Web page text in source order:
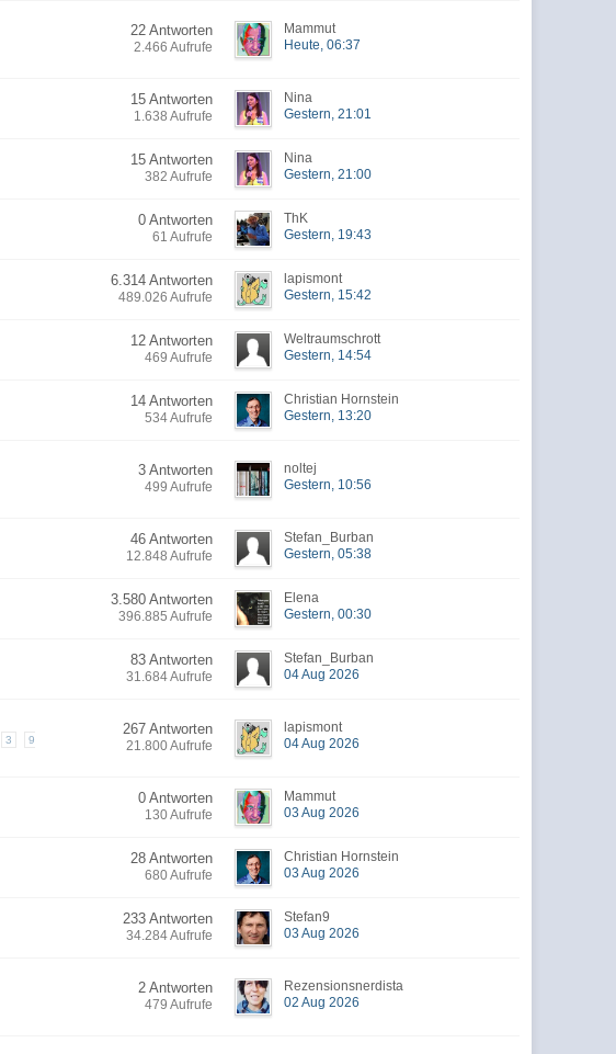
22 Antworten
2.466 Aufrufe
Mammut
Heute, 06:37
15 Antworten
1.638 Aufrufe
Nina
Gestern, 21:01
15 Antworten
382 Aufrufe
Nina
Gestern, 21:00
0 Antworten
61 Aufrufe
ThK
Gestern, 19:43
6.314 Antworten
489.026 Aufrufe
lapismont
Gestern, 15:42
12 Antworten
469 Aufrufe
Weltraumschrott
Gestern, 14:54
14 Antworten
534 Aufrufe
Christian Hornstein
Gestern, 13:20
3 Antworten
499 Aufrufe
noltej
Gestern, 10:56
46 Antworten
12.848 Aufrufe
Stefan_Burban
Gestern, 05:38
3.580 Antworten
396.885 Aufrufe
Elena
Gestern, 00:30
83 Antworten
31.684 Aufrufe
Stefan_Burban
04 Aug 2026
3
9
267 Antworten
21.800 Aufrufe
lapismont
04 Aug 2026
0 Antworten
130 Aufrufe
Mammut
03 Aug 2026
28 Antworten
680 Aufrufe
Christian Hornstein
03 Aug 2026
233 Antworten
34.284 Aufrufe
Stefan9
03 Aug 2026
2 Antworten
479 Aufrufe
Rezensionsnerdista
02 Aug 2026